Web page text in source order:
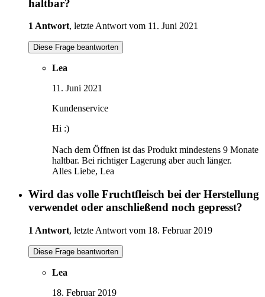
haltbar?
1 Antwort, letzte Antwort vom 11. Juni 2021
Diese Frage beantworten
Lea
11. Juni 2021
Kundenservice
Hi :)
Nach dem Öffnen ist das Produkt mindestens 9 Monate
haltbar. Bei richtiger Lagerung aber auch länger.
Alles Liebe, Lea
Wird das volle Fruchtfleisch bei der Herstellung
verwendet oder anschließend noch gepresst?
1 Antwort, letzte Antwort vom 18. Februar 2019
Diese Frage beantworten
Lea
18. Februar 2019